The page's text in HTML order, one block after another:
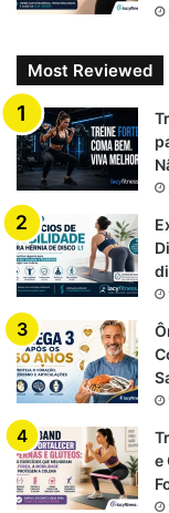
Sente-se no chão
o tronco ereto,
mantendo o joelho
segundos e repita
Benefícios:
Redução da
Alívio
Melhora da
3. Prancha
Este exercício é
conjunto de
Most Reviewed
e